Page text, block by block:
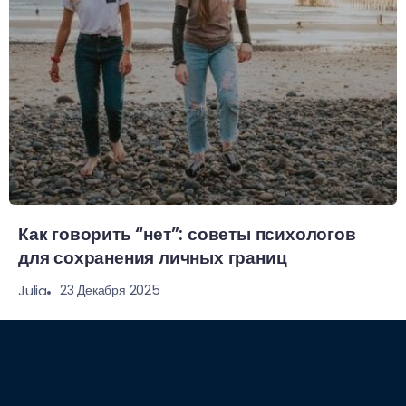
Как говорить “нет”: советы психологов
для сохранения личных границ
Julia 23 Декабря 2025